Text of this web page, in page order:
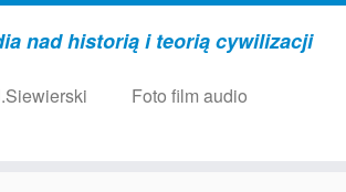
nad historią i teorią cywilizacji
Foto film audio